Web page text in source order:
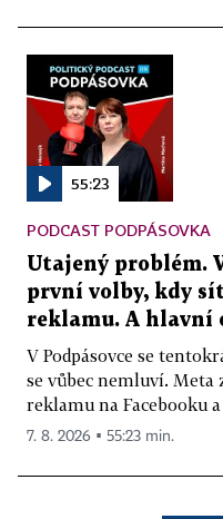
55:23
PODCAST PODPÁSOVKA
Utajený problém.
první volby, kdy
reklamu. A hlavní
V Podpásovce se
se vůbec nemluví.
reklamu na Facebooku
7. 8. 2026 ▪ 55:23 min.